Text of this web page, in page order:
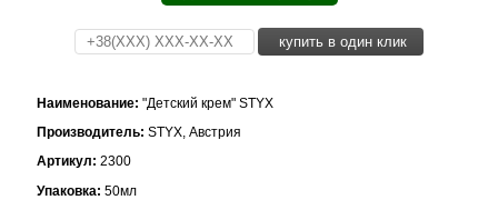
купить в один клик
Наименование: "Детский крем" STYX
Производитель: STYX, Австрия
Артикул: 2300
Упаковка: 50мл